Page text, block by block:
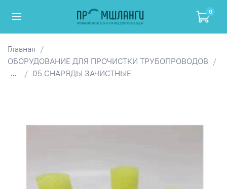
0
Главная
ОБОРУДОВАНИЕ ДЛЯ ПРОЧИСТКИ ТРУБОПРОВОДОВ
...
05 СНАРЯДЫ ЗАЧИСТНЫЕ